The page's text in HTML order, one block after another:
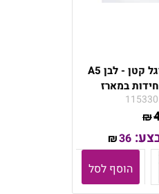
מארז כיס פוליגל קטן - לבן A5
₪
₪36
הוסף לסל